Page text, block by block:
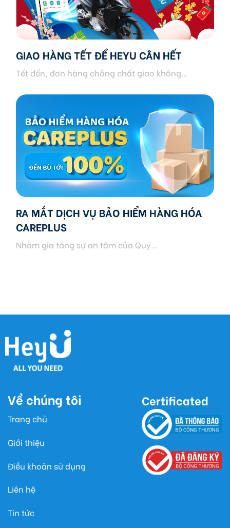
GIAO HÀNG TẾT ĐỂ HEYU CÂN HẾT
Tết đến, đơn hàng chồng chất giao không...
RA MẮT DỊCH VỤ BẢO HIỂM HÀNG HÓA
CAREPLUS
Nhằm gia tăng sự an tâm của Quý...
Về chúng tôi
Trang chủ
Giới thiệu
Điều khoản sử dụng
Liên hệ
Tin tức
Certificated